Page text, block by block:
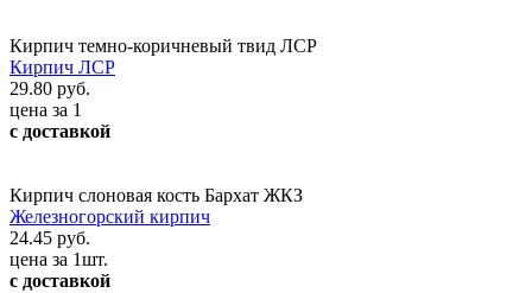
Кирпич темно-коричневый твид ЛСР
Кирпич ЛСР
29.80 руб.
цена за 1
с доставкой
Кирпич слоновая кость Бархат ЖКЗ
Железногорский кирпич
24.45 руб.
цена за 1шт.
с доставкой